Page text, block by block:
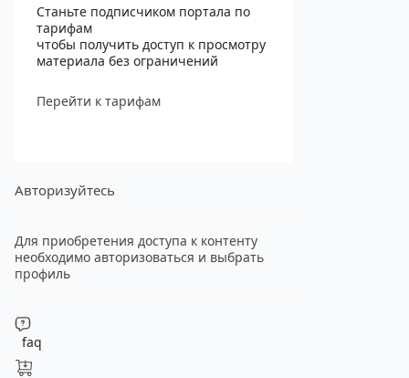
Станьте подписчиком портала по
тарифам
чтобы получить доступ к просмотру
материала без ограничений
Перейти к тарифам
Авторизуйтесь
Для приобретения доступа к контенту
необходимо авторизоваться и выбрать
профиль
faq